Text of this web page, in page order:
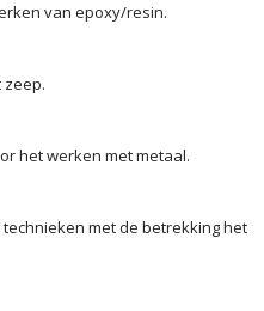
van epoxy/resin.
zeep.
het werken met metaal.
met de betrekking het